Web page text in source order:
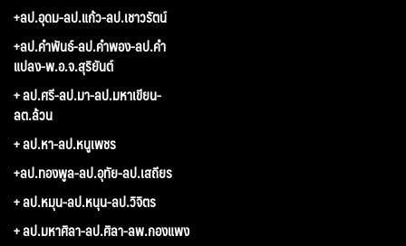
+ลป.อุดม-ลป.แก้ว-ลป.เชาวรัตน์
+ลป.คำพันธ์-ลป.คำพอง-ลป.คำ
แปลง-พ.อ.จ.สุริยันต์
+ ลป.ศรี-ลป.มา-ลป.มหาเขียน-
ลต.ล้วน
+ ลป.หา-ลป.หนูเพชร
+ลป.ทองพูล-ลป.อุทัย-ลป.เสถียร
+ ลป.หมุน-ลป.หนุน-ลป.วิจิตร
+ ลป.มหาศิลา-ลป.ศิลา-ลพ.กองแพง